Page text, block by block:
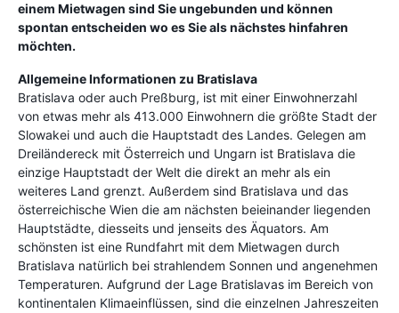
einem Mietwagen sind Sie ungebunden und können
spontan entscheiden wo es Sie als nächstes hinfahren
möchten.
Allgemeine Informationen zu Bratislava
Bratislava oder auch Preßburg, ist mit einer Einwohnerzahl
von etwas mehr als 413.000 Einwohnern die größte Stadt der
Slowakei und auch die Hauptstadt des Landes. Gelegen am
Dreiländereck mit Österreich und Ungarn ist Bratislava die
einzige Hauptstadt der Welt die direkt an mehr als ein
weiteres Land grenzt. Außerdem sind Bratislava und das
österreichische Wien die am nächsten beieinander liegenden
Hauptstädte, diesseits und jenseits des Äquators. Am
schönsten ist eine Rundfahrt mit dem Mietwagen durch
Bratislava natürlich bei strahlendem Sonnen und angenehmen
Temperaturen. Aufgrund der Lage Bratislavas im Bereich von
kontinentalen Klimaeinflüssen, sind die einzelnen Jahreszeiten